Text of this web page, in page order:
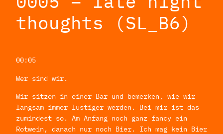
thoughts (SL_B6)
00:05
Wer sind wir.
Wir sitzen in einer Bar und bemerken, wie wir
langsam immer lustiger werden. Bei mir ist das
zumindest so. Am Anfang noch ganz fancy ein
Rotwein, danach nur noch Bier. Ich mag kein Bier